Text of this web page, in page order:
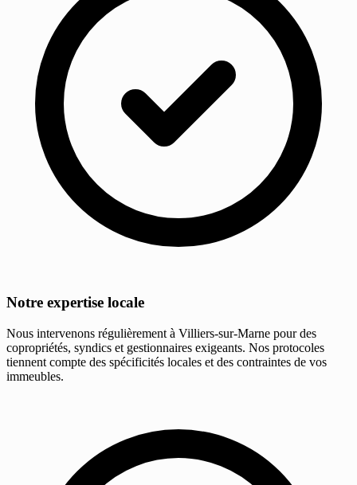
Notre expertise locale
Nous intervenons régulièrement à Villiers-sur-Marne pour des
copropriétés, syndics et gestionnaires exigeants. Nos protocoles
tiennent compte des spécificités locales et des contraintes de vos
immeubles.